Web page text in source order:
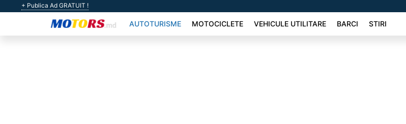
+ Publica Ad GRATUIT !
AUTOTURISME MOTOCICLETE VEHICULE UTILITARE BARCI STIRI